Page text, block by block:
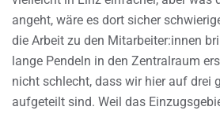
angeht, wäre es dort sicher
die Arbeit zu den Mitarbeiter:innen
lange Pendeln in den Zentralraum
nicht schlecht, dass wir hier auf drei
aufgeteilt sind. Weil das